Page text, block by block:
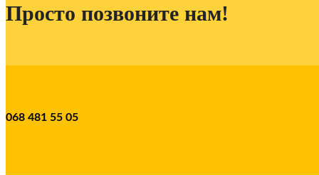
Просто позвоните нам!
068 481 55 05